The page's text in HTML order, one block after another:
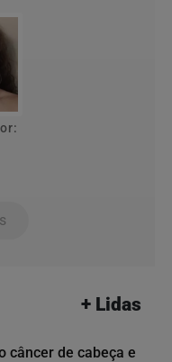
+ Lidas
câncer de cabeça e